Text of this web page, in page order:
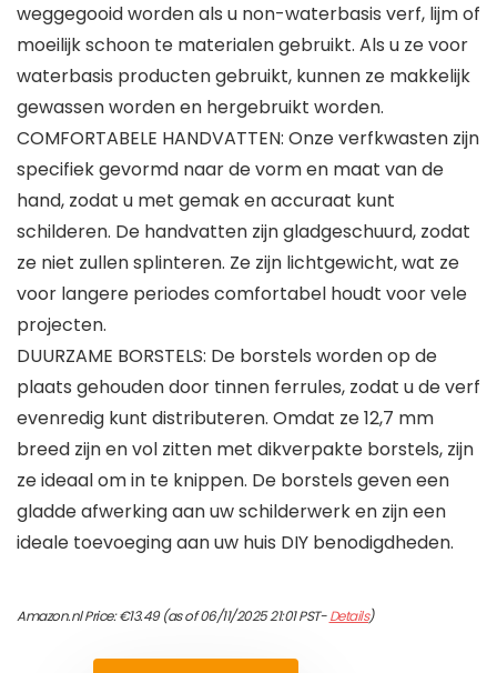
weggegooid worden als u non-waterbasis verf, lijm of
moeilijk schoon te materialen gebruikt. Als u ze voor
waterbasis producten gebruikt, kunnen ze makkelijk
gewassen worden en hergebruikt worden.
COMFORTABELE HANDVATTEN: Onze verfkwasten zijn
specifiek gevormd naar de vorm en maat van de
hand, zodat u met gemak en accuraat kunt
schilderen. De handvatten zijn gladgeschuurd, zodat
ze niet zullen splinteren. Ze zijn lichtgewicht, wat ze
voor langere periodes comfortabel houdt voor vele
projecten.
DUURZAME BORSTELS: De borstels worden op de
plaats gehouden door tinnen ferrules, zodat u de verf
evenredig kunt distributeren. Omdat ze 12,7 mm
breed zijn en vol zitten met dikverpakte borstels, zijn
ze ideaal om in te knippen. De borstels geven een
gladde afwerking aan uw schilderwerk en zijn een
ideale toevoeging aan uw huis DIY benodigdheden.
Amazon.nl Price:€13.49(as of 06/11/2025 21:01 PST-Details)